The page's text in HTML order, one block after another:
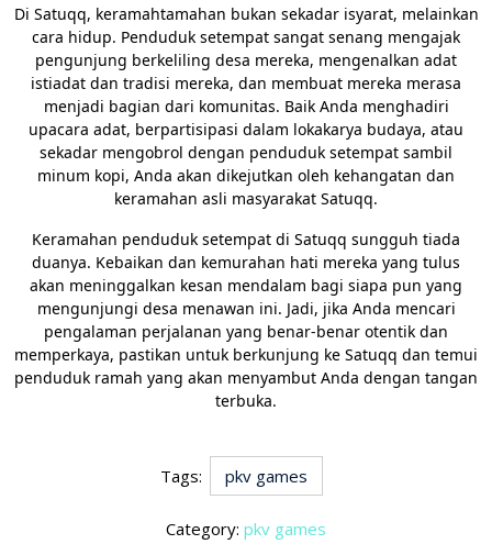
Di Satuqq, keramahtamahan bukan sekadar isyarat, melainkan
cara hidup. Penduduk setempat sangat senang mengajak
pengunjung berkeliling desa mereka, mengenalkan adat
istiadat dan tradisi mereka, dan membuat mereka merasa
menjadi bagian dari komunitas. Baik Anda menghadiri
upacara adat, berpartisipasi dalam lokakarya budaya, atau
sekadar mengobrol dengan penduduk setempat sambil
minum kopi, Anda akan dikejutkan oleh kehangatan dan
keramahan asli masyarakat Satuqq.
Keramahan penduduk setempat di Satuqq sungguh tiada
duanya. Kebaikan dan kemurahan hati mereka yang tulus
akan meninggalkan kesan mendalam bagi siapa pun yang
mengunjungi desa menawan ini. Jadi, jika Anda mencari
pengalaman perjalanan yang benar-benar otentik dan
memperkaya, pastikan untuk berkunjung ke Satuqq dan temui
penduduk ramah yang akan menyambut Anda dengan tangan
terbuka.
Tags: pkv games
Category: pkv games